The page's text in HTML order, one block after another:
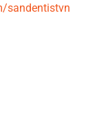
sandentistvn